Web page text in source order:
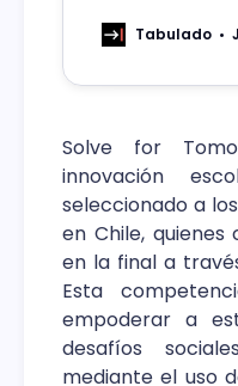
Tabulado
Solve for
innovación
seleccionado a
en Chile,
en la final a
Esta
empoderar a
desafíos
mediante el uso